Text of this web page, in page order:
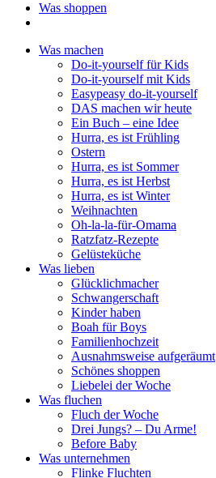
Was shoppen
Was machen
Do-it-yourself für Kids
Do-it-yourself mit Kids
Easypeasy do-it-yourself
DAS machen wir heute
Ein Buch – eine Idee
Hurra, es ist Frühling
Ostern
Hurra, es ist Sommer
Hurra, es ist Herbst
Hurra, es ist Winter
Weihnachten
Oh-la-la-für-Omama
Ratzfatz-Rezepte
Gelüsteküche
Was lieben
Glücklichmacher
Schwangerschaft
Kinder haben
Boah für Boys
Familienhochzeit
Ausnahmsweise aufgeräumt
Schönes shoppen
Liebelei der Woche
Was fluchen
Fluch der Woche
Drei Jungs? – Du Arme!
Before Baby
Was unternehmen
Flinke Fluchten